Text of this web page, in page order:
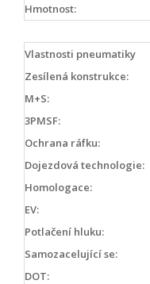
Hmotnost:
Vlastnosti pneumatiky
Zesílená konstrukce:
M+S:
3PMSF:
Ochrana ráfku:
Dojezdová technologie:
Homologace:
EV:
Potlačení hluku:
Samozacelující se:
DOT: